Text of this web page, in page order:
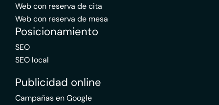
Web con reserva de cita
Web con reserva de mesa
Posicionamiento
SEO
SEO local
Publicidad online
Campañas en Google